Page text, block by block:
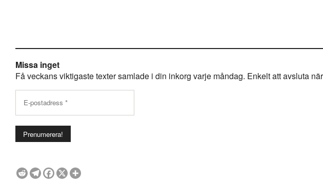
Missa inget
Få veckans viktigaste texter samlade i din inkorg varje måndag. Enkelt att avsluta